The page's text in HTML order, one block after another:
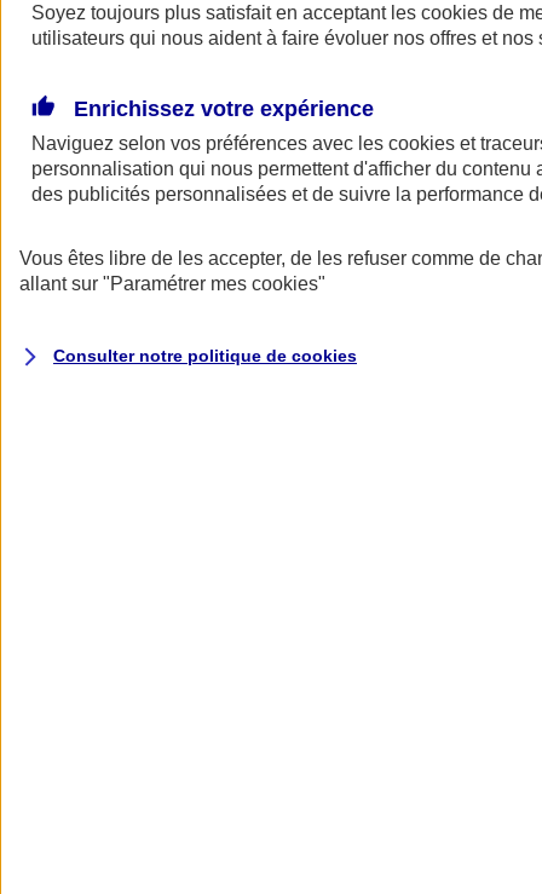
AXA Assurance
Soyez toujours plus satisfait en acceptant les cookies de
utilisateurs qui nous aident à faire évoluer nos offres et nos
Enrichissez votre expérience
Naviguez selon vos préférences avec les cookies et
personnalisation qui nous permettent d'afficher du contenu
des publicités personnalisées et de suivre la performance
Vous êtes libre de les accepter, de les refuser comme de
allant sur "Paramétrer mes cookies"
Consulter notre politique de cookies